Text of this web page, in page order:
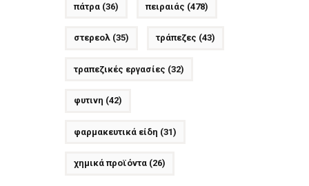
πάτρα(36) πειραιάς (478)
στερεολ(35) τράπεζες (43)
τραπεζικές εργασίες (32)
φυτινη (42)
φαρμακευτικά είδη (31)
χημικά προϊόντα(26)